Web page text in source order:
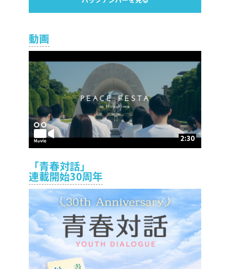
動画
2:30
「青春対話」
連載開始30周年